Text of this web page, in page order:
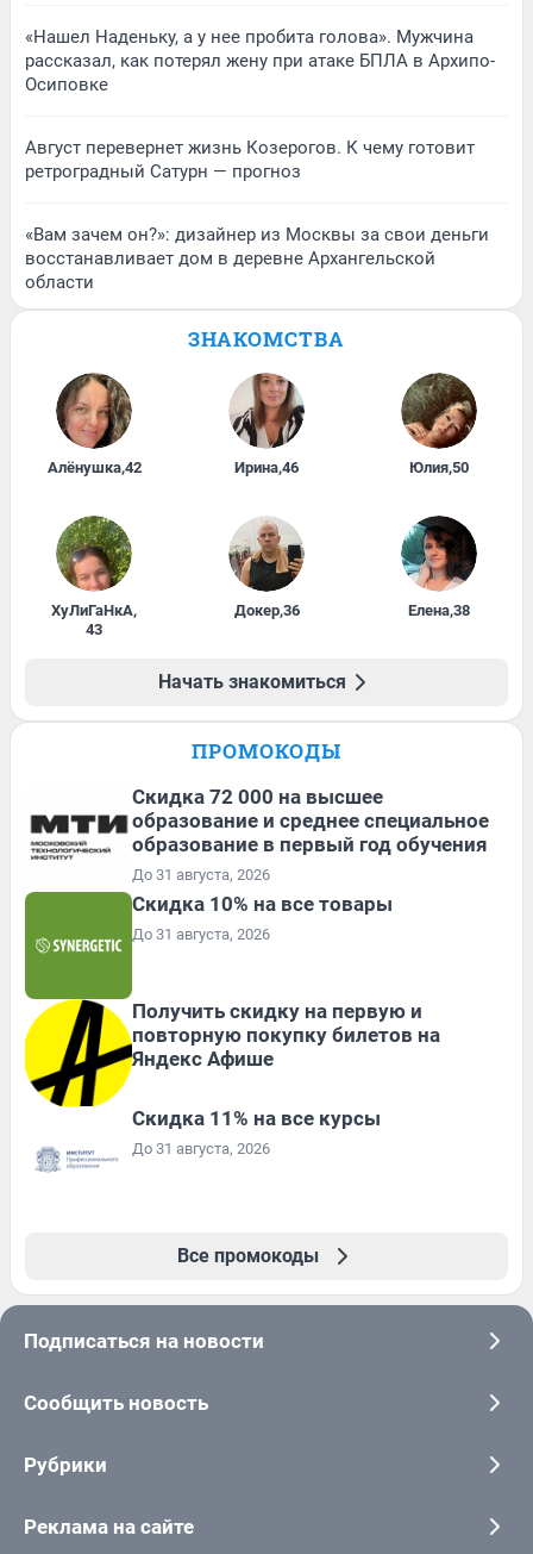
«Нашел Наденьку, а у нее пробита голова». Мужчина
рассказал, как потерял жену при атаке БПЛА в Архипо-
Осиповке
Август перевернет жизнь Козерогов. К чему готовит
ретроградный Сатурн — прогноз
«Вам зачем он?»: дизайнер из Москвы за свои деньги
восстанавливает дом в деревне Архангельской
области
ЗНАКОМСТВА
Алёнушка,42 Ирина,46 Юлия,50
ХуЛиГаНкА,
43
Докер,36 Елена,38
Начать знакомиться
ПРОМОКОДЫ
Скидка 72 000 на высшее
образование и среднее специальное
образование в первый год обучения
До 31 августа, 2026
Скидка 10% на все товары
До 31 августа, 2026
Получить скидку на первую и
повторную покупку билетов на
Яндекс Афише
Скидка 11% на все курсы
До 31 августа, 2026
Все промокоды
Подписаться на новости
Сообщить новость
Рубрики
Реклама на сайте